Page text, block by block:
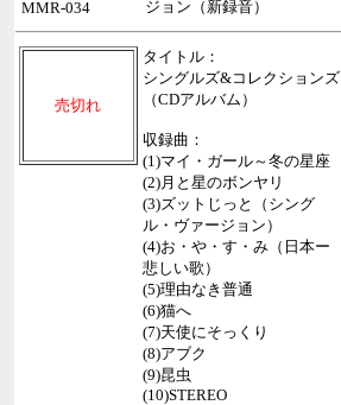
ジョン（新録音）
MMR-034
売切れ
タイトル：
シングルズ&コレクションズ
（CDアルバム）
収録曲：
(1)マイ・ガール～冬の星座
(2)月と星のボンヤリ
(3)ズットじっと（シング
ル・ヴァージョン）
(4)お・や・す・み（日本ー
悲しい歌）
(5)理由なき普通
(6)猫へ
(7)天使にそっくり
(8)アブク
(9)昆虫
(10)STEREO